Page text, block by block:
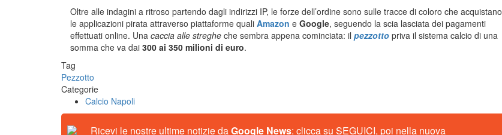
Oltre alle indagini a ritroso partendo dagli indirizzi IP, le forze dell’ordine sono sulle tracce di coloro che acquistano
le applicazioni pirata attraverso piattaforme quali Amazon e Google, seguendo la scia lasciata dei pagamenti
effettuati online. Una caccia alle streghe che sembra appena cominciata: il pezzotto priva il sistema calcio di una
somma che va dai 300 ai 350 milioni di euro.
Tag
Pezzotto
Categorie
Calcio Napoli
Ricevi le nostre ultime notizie daGoogle News: clicca su SEGUICI, poi nella nuova